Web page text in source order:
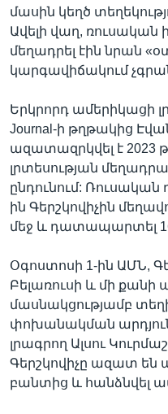
մասին կեղծ
Ավելի վաղ, ռուսական
մեղադրել էին նրան
կարգավիճակում
Երկրորդ ամերիկացի
Journal-ի թղթակից
ազատազրկվել է 2023
լրտեսության
ընդունում: Ռուսական
ին Գերշկովիչին
մեջ և դատապարտել
Օգոստոսի 1-ին ԱՄՆ,
Բելառուսի և մի քանի
մասնակցությամբ
փոխանակման
լրագրող Ալսու
Գերշկովիչը ազատ են
բանտից և հանձնվել